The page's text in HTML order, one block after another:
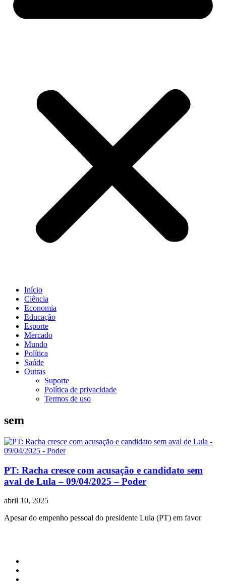
Início
Ciência
Economia
Educação
Esporte
Mercado
Mundo
Política
Saúde
Outras
Suporte
Política de privacidade
Termos de uso
sem
PT: Racha cresce com acusação e candidato sem
aval de Lula – 09/04/2025 – Poder
abril 10, 2025
Apesar do empenho pessoal do presidente Lula (PT) em favor